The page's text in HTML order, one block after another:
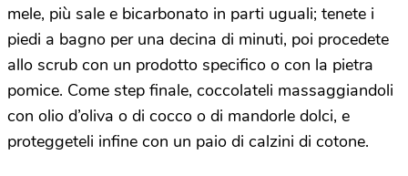
mele, più sale e bicarbonato in parti uguali; tenete i
piedi a bagno per una decina di minuti, poi procedete
allo scrub con un prodotto specifico o con la pietra
pomice. Come step finale, coccolateli massaggiandoli
con olio d’oliva o di cocco o di mandorle dolci, e
proteggeteli infine con un paio di calzini di cotone.